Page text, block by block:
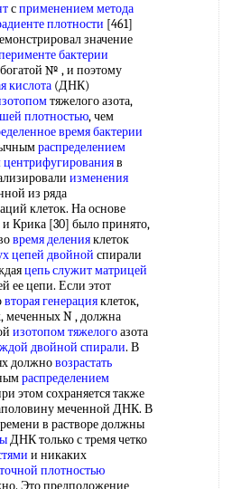
сприменением метода
плотности [461]
значение
бактерии
№ , и поэтому
кислота (ДНК)
тяжелого азота,
плотностью, чем
время бактерии
распределением
центрифугированияв
изменения
из ряда
клеток. На основе
Крика [30] было принято,
время деленияклеток
цепей двойной спирали
цепь служит матрицей
ее цепи. Если этот
вторая генерацияклеток,
меченных N , должна
изотопом тяжелогоазота
двойной спирали. В
должновозрастать
распределением
этом сохраняется также
меченной ДНК. В
в растворе должны
ДНК только с тремя четко
и никаких
плотностью
Это предположение